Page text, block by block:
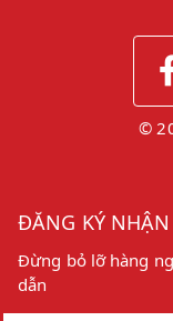
©
ĐĂNG KÝ
Đừng bỏ lỡ hàng
dẫn